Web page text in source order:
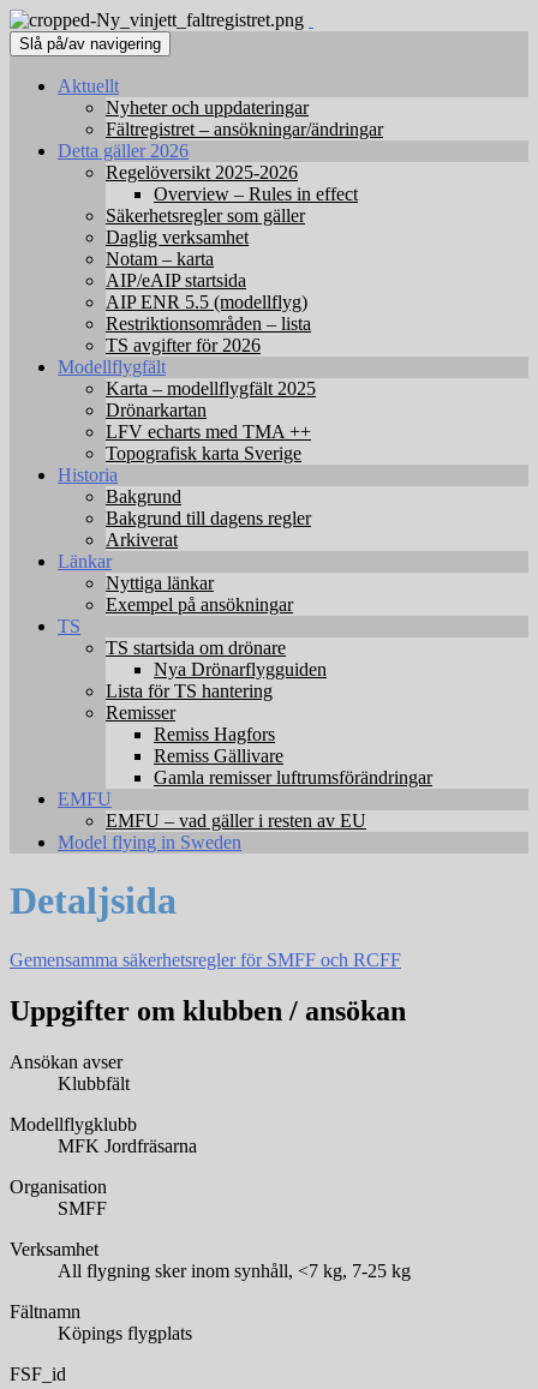
Slå på/av navigering
Aktuellt
Nyheter och uppdateringar
Fältregistret – ansökningar/ändringar
Detta gäller 2026
Regelöversikt 2025-2026
Overview – Rules in effect
Säkerhetsregler som gäller
Daglig verksamhet
Notam – karta
AIP/eAIP startsida
AIP ENR 5.5 (modellflyg)
Restriktionsområden – lista
TS avgifter för 2026
Modellflygfält
Karta – modellflygfält 2025
Drönarkartan
LFV echarts med TMA ++
Topografisk karta Sverige
Historia
Bakgrund
Bakgrund till dagens regler
Arkiverat
Länkar
Nyttiga länkar
Exempel på ansökningar
TS
TS startsida om drönare
Nya Drönarflygguiden
Lista för TS hantering
Remisser
Remiss Hagfors
Remiss Gällivare
Gamla remisser luftrumsförändringar
EMFU
EMFU – vad gäller i resten av EU
Model flying in Sweden
Detaljsida
Gemensamma säkerhetsregler för SMFF och RCFF
Uppgifter om klubben / ansökan
Ansökan avser
Klubbfält
Modellflygklubb
MFK Jordfräsarna
Organisation
SMFF
Verksamhet
All flygning sker inom synhåll, <7 kg, 7-25 kg
Fältnamn
Köpings flygplats
FSF_id